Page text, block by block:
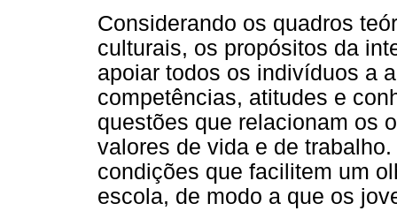
Considerando os quadros
culturais, os propósitos da
apoiar todos os indivíduos a
competências, atitudes e
questões que relacionam os
valores de vida e de
condições que facilitem um
escola, de modo a que os